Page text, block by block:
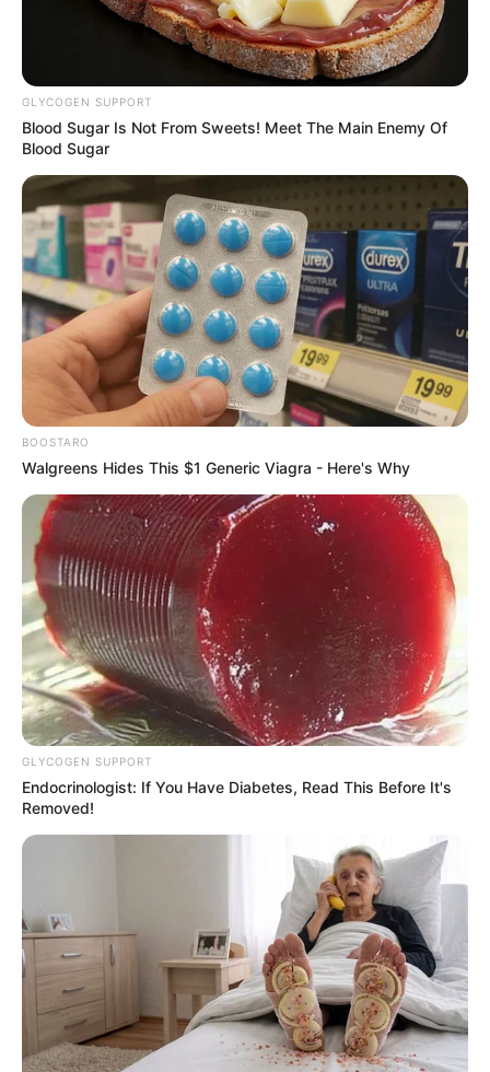
GLYCOGEN SUPPORT
Blood Sugar Is Not From Sweets! Meet The Main Enemy Of
Blood Sugar
BOOSTARO
Walgreens Hides This $1 Generic Viagra - Here's Why
GLYCOGEN SUPPORT
Endocrinologist: If You Have Diabetes, Read This Before It's
Removed!